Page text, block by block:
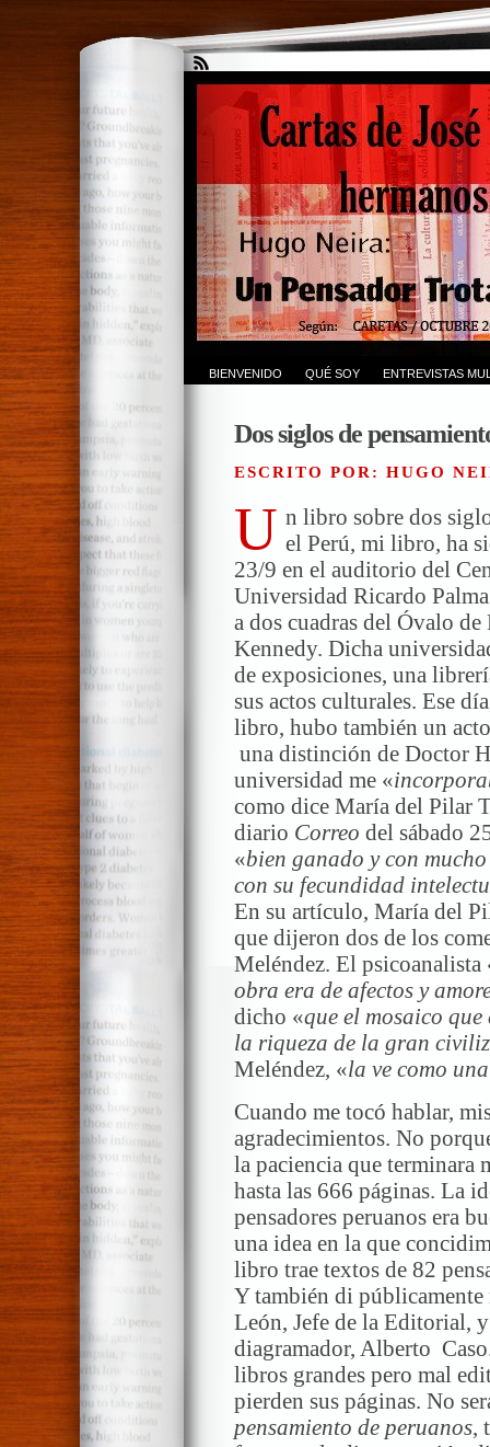
BIENVENIDO QUÉ SOY ENTREVISTAS
Dos siglos de
ESCRITO POR: HUGO
U n libro sobre dos
el Perú, mi libro, ha
23/9 en el auditorio del
Universidad Ricardo
a dos cuadras del Óvalo
Kennedy. Dicha
de exposiciones, una
sus actos culturales. Ese
libro, hubo también un
una distinción de Doctor
universidad me «
como dice María del Pilar
diario Correo del sábado
«bien ganado y con
con su fecundidad
En su artículo, María del
que dijeron dos de los
Meléndez. El psicoanalista
obra era de afectos y
dicho «que el mosaico
la riqueza de la gran
Meléndez, «la ve como
Cuando me tocó hablar,
agradecimientos. No
la paciencia que terminara
hasta las 666 páginas. La
pensadores peruanos era
una idea en la que
libro trae textos de 82
Y también di
León, Jefe de la Editorial,
diagramador, Alberto
libros grandes pero mal
pierden sus páginas. No
pensamiento de peruanos,